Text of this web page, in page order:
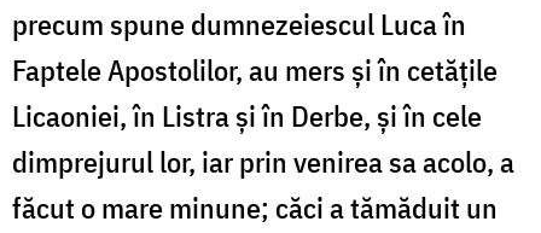
precum spune dumnezeiescul Luca în
Faptele Apostolilor, au mers și în cetățile
Licaoniei, în Listra și în Derbe, și în cele
dimprejurul lor, iar prin venirea sa acolo, a
făcut o mare minune; căci a tămăduit un